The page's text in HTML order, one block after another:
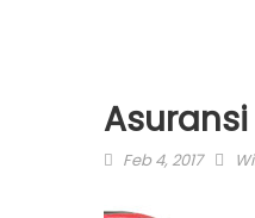
Posted
Feb 4, 2017